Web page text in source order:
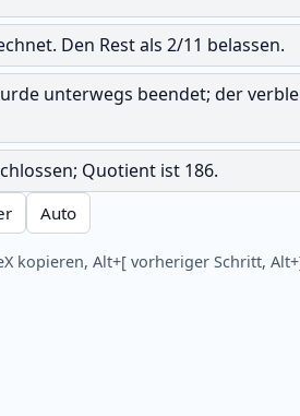
Den Rest als 2/11 belassen.
unterwegs beendet; der
Quotient ist 186.
Auto
kopieren, Alt+[ vorheriger Schritt,